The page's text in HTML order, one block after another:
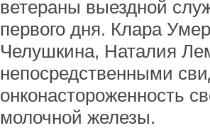
ветераны выездной
первого дня. Клара
Челушкина, Наталия
непосредственными
онконастороженность
молочной железы.